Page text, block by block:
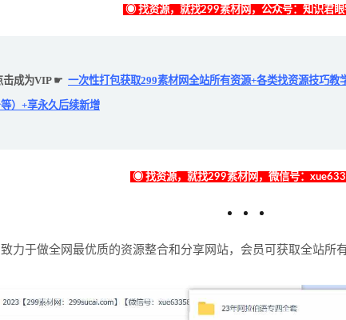
◉ 找资源，就找299素材网，公众号：知识君
击成为VIP ☛ 一次性打包获取299素材网全站所有资源+各类找资源技巧
）+享永久后续新增
◉ 找资源，就找299素材网，微信号：
致力于做全网最优质的资源整合和分享网站，会员可获取全站所